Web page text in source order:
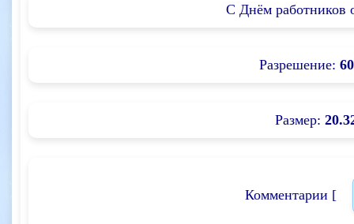
С Днём работников
Разрешение:
Размер:
Комментарии [